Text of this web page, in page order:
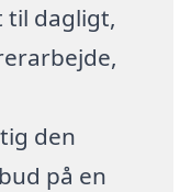
til dagligt,
den
på en